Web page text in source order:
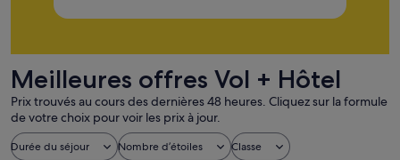
Meilleures offres Vol + Hôtel
Prix trouvés au cours des dernières 48 heures. Cliquez sur la formule
de votre choix pour voir les prix à jour.
Durée du séjour Nombre d’étoiles
Classe